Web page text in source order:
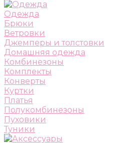
Одежда
Брюки
Ветровки
Джемперы и толстовки
Домашняя одежда
Комбинезоны
Комплекты
Конверты
Куртки
Платья
Полукомбинезоны
Пуховики
Туники